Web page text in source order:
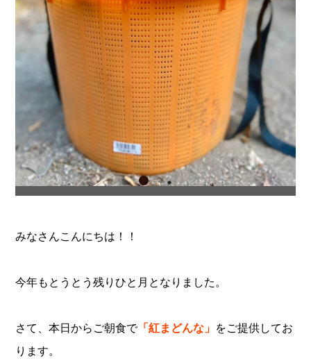
みなさんこんにちは！！
今年もとうとう残りひと月となりました。
さて、本日からご朝食で「紅まどんな」 をご提供してお
ります。